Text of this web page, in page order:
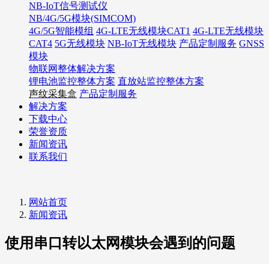
NB-IoT信号测试仪
NB/4G/5G模块(SIMCOM)
4G/5G智能模组 4G-LTE无线模块CAT1 4G-LTE无线模块
CAT4 5G无线模块 NB-IoT无线模块 产品定制服务 GNSS
模块
物联网整体解决方案
锂电池监控整体方案 直放站监控整体方案
声纹采集盒 产品定制服务
解决方案
下载中心
荣誉资质
新闻资讯
联系我们
网站首页
新闻资讯
使用串口转以太网模块会遇到的问题